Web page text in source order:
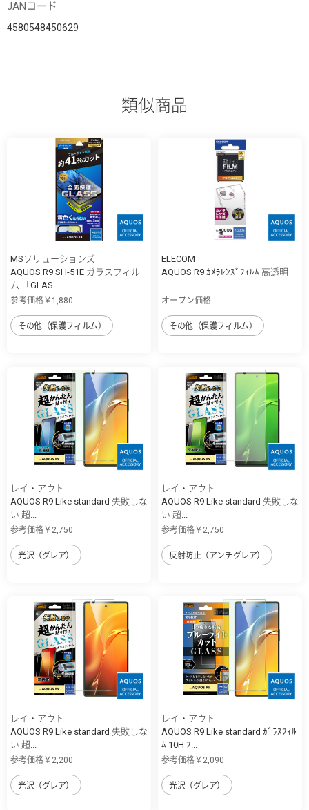
JANコード
4580548450629
類似商品
MSソリューションズ
AQUOS R9 SH-51E ガラスフィル
ム 「GLAS...
参考価格￥1,880
その他（保護フィルム）
ELECOM
AQUOS R9 ｶﾒﾗﾚﾝｽﾞﾌｨﾙﾑ 高透明
オープン価格
その他（保護フィルム）
レイ・アウト
AQUOS R9 Like standard 失敗しな
い 超...
参考価格￥2,750
光沢（グレア）
レイ・アウト
AQUOS R9 Like standard 失敗しな
い 超...
参考価格￥2,750
反射防止（アンチグレア）
レイ・アウト
AQUOS R9 Like standard 失敗しな
い 超...
参考価格￥2,200
光沢（グレア）
レイ・アウト
AQUOS R9 Like standard ｶﾞﾗｽﾌｨﾙ
ﾑ 10H ﾌ...
参考価格￥2,090
光沢（グレア）